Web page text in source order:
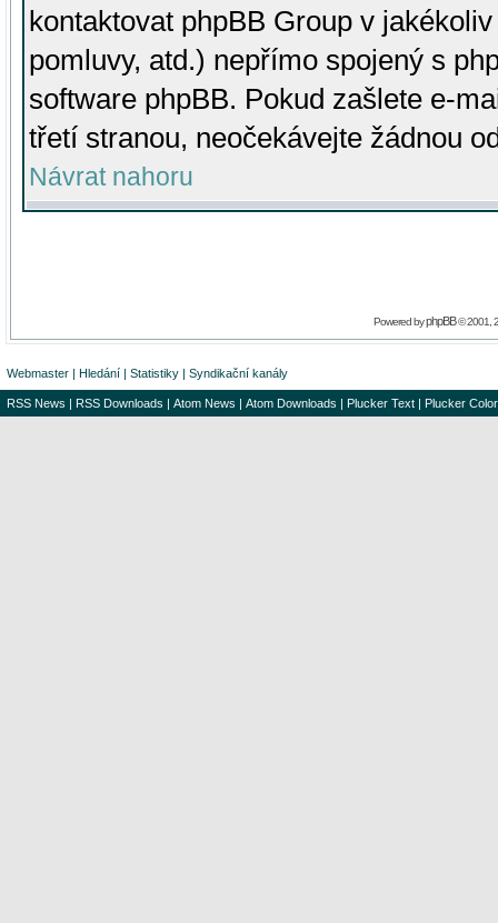
kontaktovat phpBB Group v
pomluvy, atd.) nepřímo spojený s
software phpBB. Pokud zašlete e-
třetí stranou, neočekávejte žádnou
Návrat nahoru
Powered byphpBB© 2001,
Webmaster | Hledání | Statistiky | Syndikační kanály
RSS News | RSS Downloads | Atom News | Atom Downloads | Plucker Text | Plucker Color